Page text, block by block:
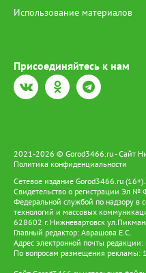
Использование материалов
Присоединяйтесь к нам
2021-2026 © Gorod3466.ru - Сайт
Политика конфиденциальности
Сетевое издание Gorod3466.ru (16+).
Свидетельство о регистрации Эл
Федеральной службой по надзору в
технологий и массовых
628602 г. Нижневартовск
Главный редактор: Аврашова Е.С.
Адрес электронной почты редакции:
По вопросам размещения рекламы: